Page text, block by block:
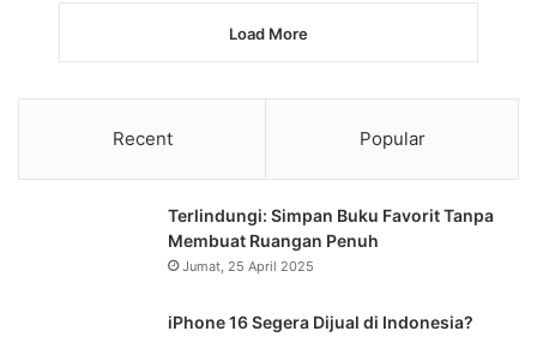
Load More
Recent Popular
Terlindungi: Simpan Buku Favorit Tanpa
Membuat Ruangan Penuh
Jumat, 25 April 2025
iPhone 16 Segera Dijual di Indonesia?